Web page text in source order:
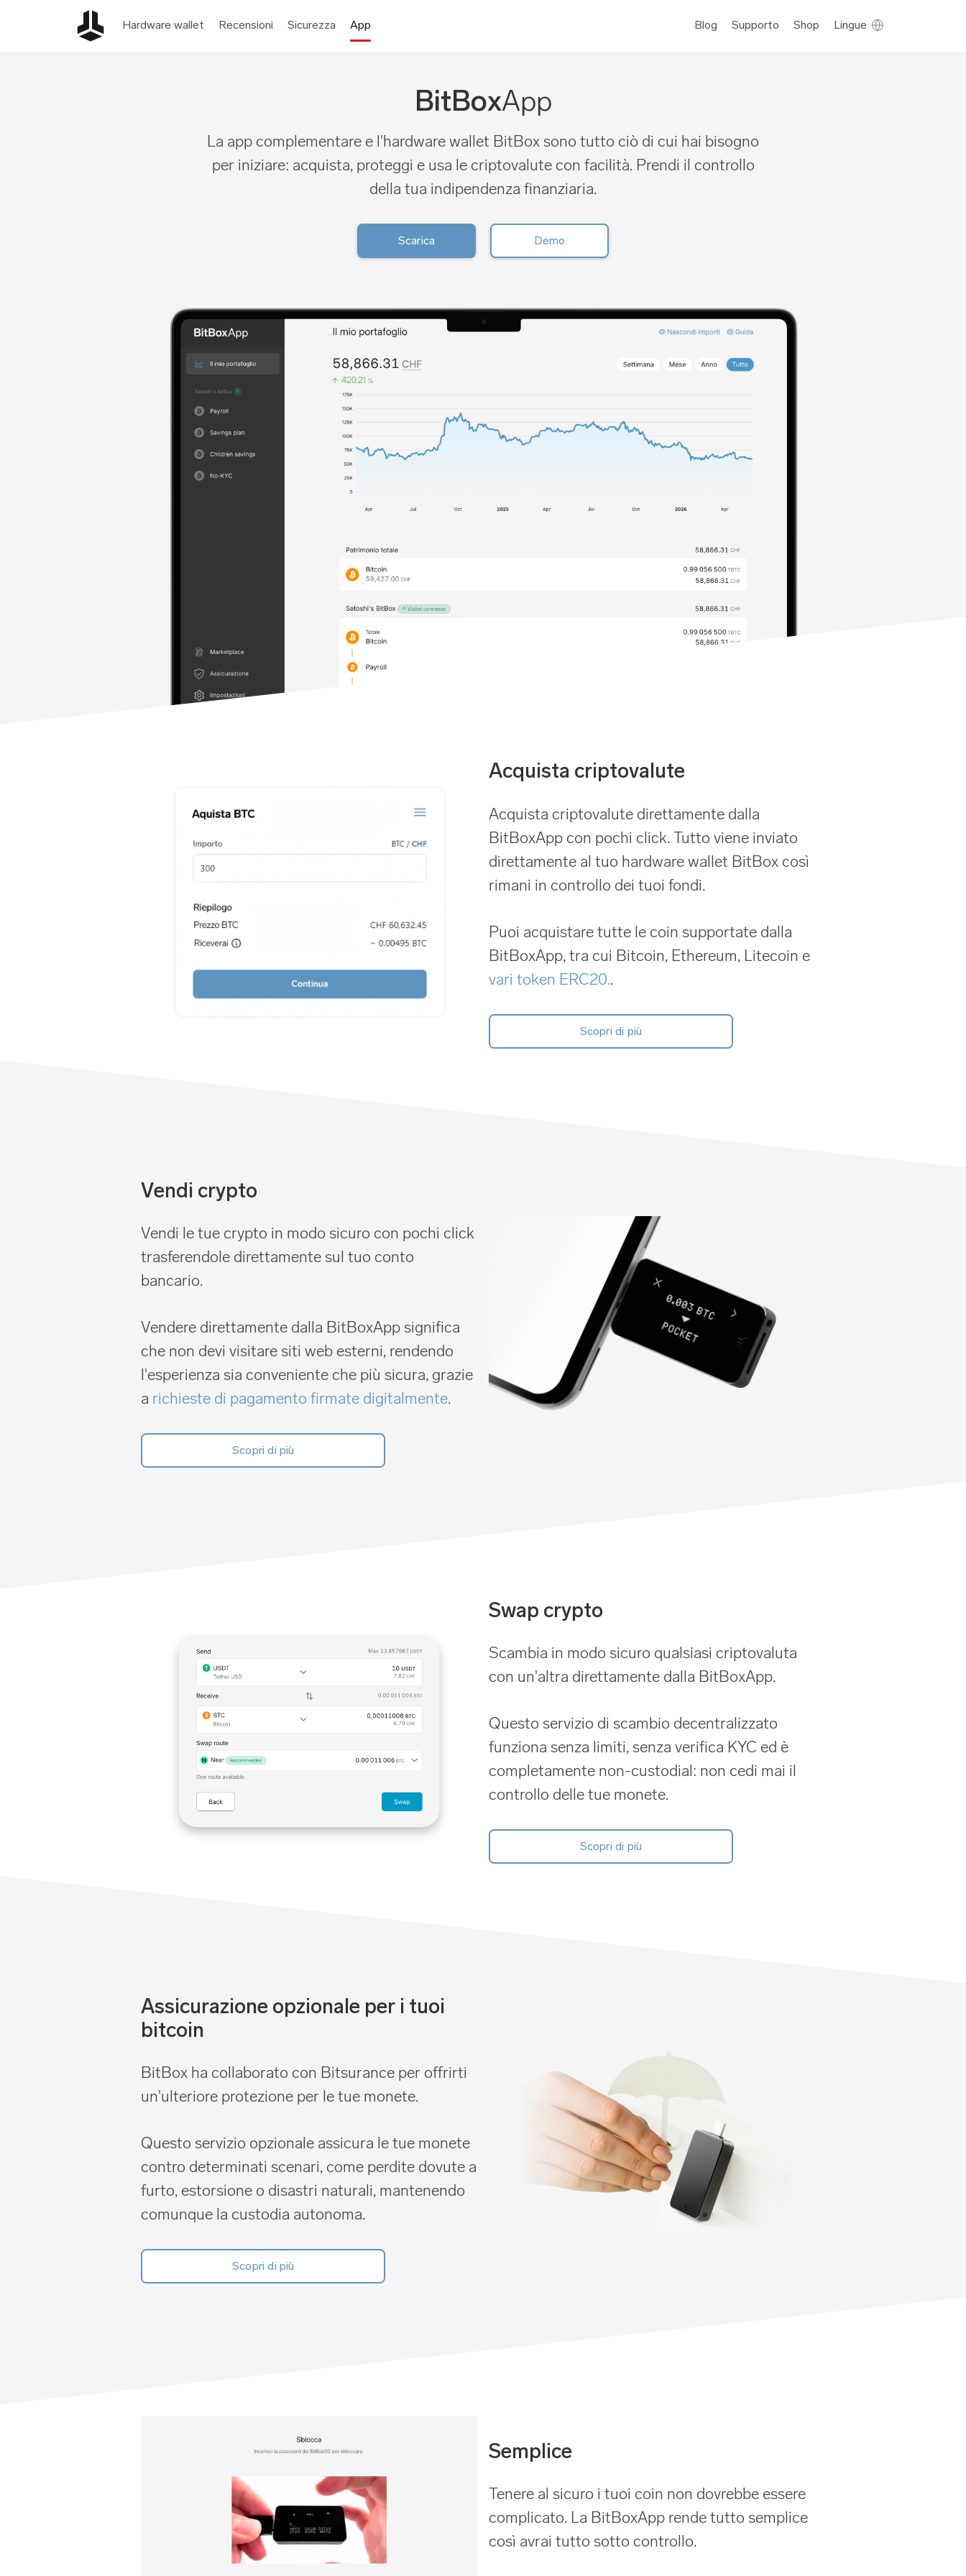
Hardware wallet Recensioni Sicurezza App Blog Supporto Shop Lingue
BitBoxApp
La app complementare e l'hardware wallet BitBox sono tutto ciò di cui hai bisogno
per iniziare: acquista, proteggi e usa le criptovalute con facilità. Prendi il controllo
della tua indipendenza finanziaria.
Scarica Demo
Acquista criptovalute
Acquista criptovalute direttamente dalla
BitBoxApp con pochi click. Tutto viene inviato
direttamente al tuo hardware wallet BitBox così
rimani in controllo dei tuoi fondi.
Puoi acquistare tutte le coin supportate dalla
BitBoxApp, tra cui Bitcoin, Ethereum, Litecoin e
vari token ERC20..
Scopri di più
Vendi crypto
Vendi le tue crypto in modo sicuro con pochi click
trasferendole direttamente sul tuo conto
bancario.
Vendere direttamente dalla BitBoxApp significa
che non devi visitare siti web esterni, rendendo
l'esperienza sia conveniente che più sicura, grazie
a richieste di pagamento firmate digitalmente.
Scopri di più
Swap crypto
Scambia in modo sicuro qualsiasi criptovaluta
con un'altra direttamente dalla BitBoxApp.
Questo servizio di scambio decentralizzato
funziona senza limiti, senza verifica KYC ed è
completamente non-custodial: non cedi mai il
controllo delle tue monete.
Scopri di più
Assicurazione opzionale per i tuoi
bitcoin
BitBox ha collaborato con Bitsurance per offrirti
un'ulteriore protezione per le tue monete.
Questo servizio opzionale assicura le tue monete
contro determinati scenari, come perdite dovute a
furto, estorsione o disastri naturali, mantenendo
comunque la custodia autonoma.
Scopri di più
Semplice
Tenere al sicuro i tuoi coin non dovrebbe essere
complicato. La BitBoxApp rende tutto semplice
così avrai tutto sotto controllo.